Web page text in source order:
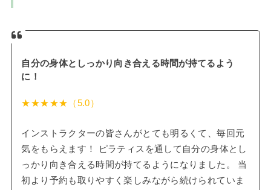
自分の身体としっかり向き合える時間が持てるよう
に！
★★★★★（5.0）
インストラクターの皆さんがとても明るくて、毎回元
気をもらえます！ ピラティスを通して自分の身体とし
っかり向き合える時間が持てるようになりました。 当
初より予約も取りやすく楽しみながら続けられていま